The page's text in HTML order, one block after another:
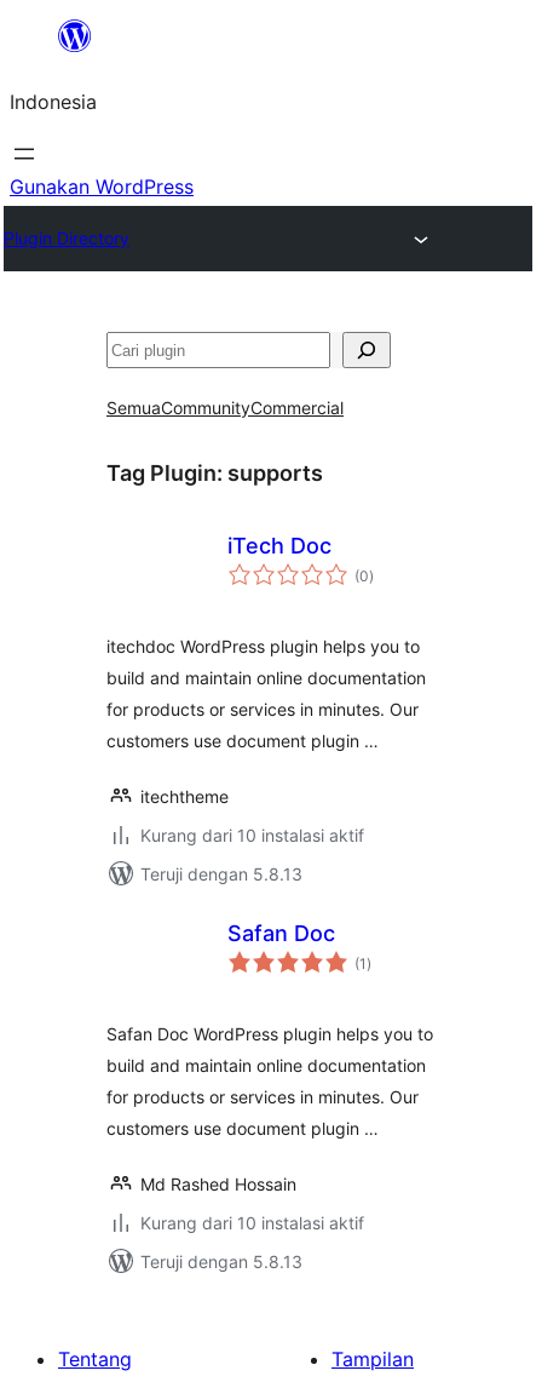
Lewati
konten
Indonesia
Gunakan WordPress
Plugin Directory
Cari
SemuaCommunityCommercial
Tag Plugin: supports
iTech Doc
(0total
rating
)
itechdoc WordPress plugin helps you to
build and maintain online documentation
for products or services in minutes. Our
customers use document plugin …
itechtheme
Kurang dari 10 instalasi aktif
Teruji dengan 5.8.13
Safan Doc
(1 total
rating
)
Safan Doc WordPress plugin helps you to
build and maintain online documentation
for products or services in minutes. Our
customers use document plugin …
Md Rashed Hossain
Kurang dari 10 instalasi aktif
Teruji dengan 5.8.13
Tentang
Tampilan